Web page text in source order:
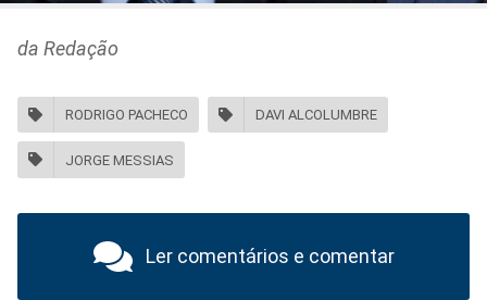
da Redação
RODRIGO PACHECO DAVI ALCOLUMBRE
JORGE MESSIAS
Ler comentários e comentar